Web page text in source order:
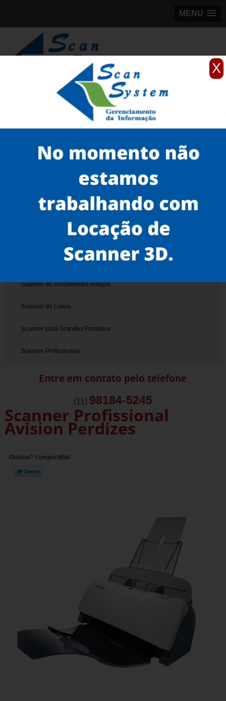
X
MENU
98184-5245
Scanner profissionais
scanner fujitsu de mesa
scanner profissional avision Perdizes
Serviços
Scanner de Documentos
Scanner de Documentos Antigos
Scanner de Livros
Scanner para Grandes Formatos
Scanner Profissionais
Entre em contato pelo telefone
(11) 98184-5245
Scanner Profissional
Avision Perdizes
Gostou? compartilhe!